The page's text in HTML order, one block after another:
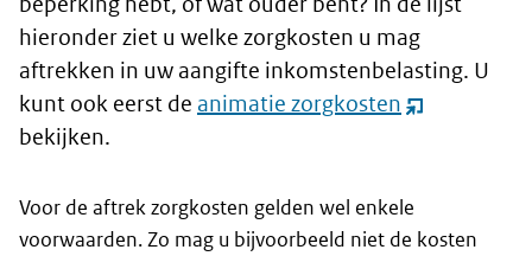
hieronder ziet u welke zorgkosten u mag
aftrekken in uw aangifte inkomstenbelasting. U
kunt ook eerst de animatie zorgkosten (opent
bekijken.
Voor de aftrek zorgkosten gelden wel enkele
voorwaarden. Zo mag u bijvoorbeeld niet de kosten